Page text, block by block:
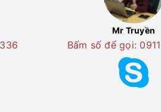
Mr Truyền
Bấm số để gọi: